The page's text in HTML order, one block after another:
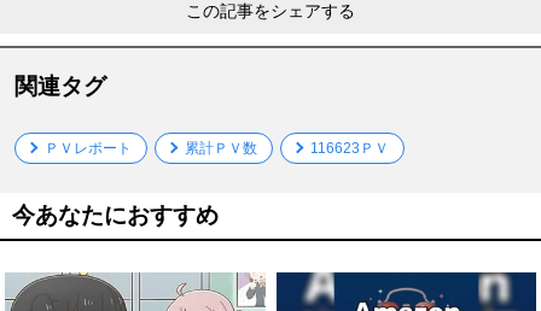
この記事をシェアする
関連タグ
ＰＶレポート 累計ＰＶ数 116623ＰＶ
今あなたにおすすめ